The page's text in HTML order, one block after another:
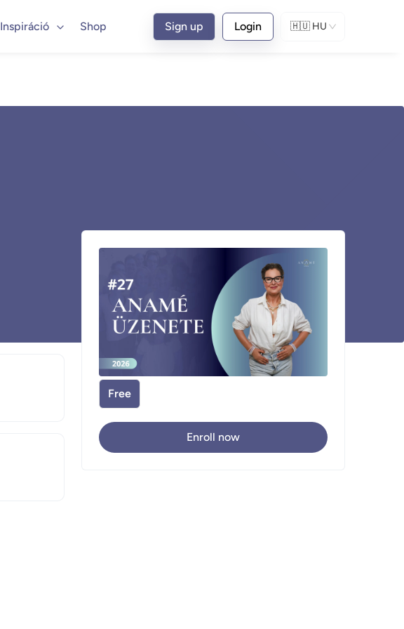
Inspiráció Shop Sign up Login 🇭🇺 HU
Free
Enroll now